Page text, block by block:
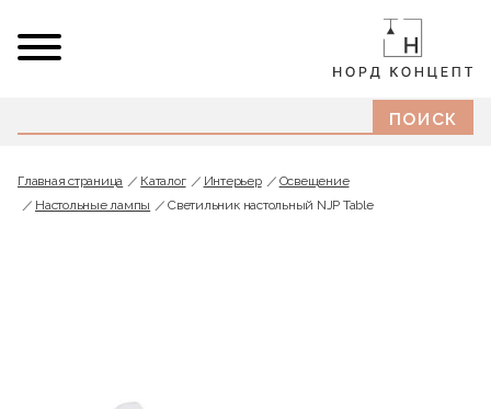
Главная страница Каталог Интерьер
Освещение
Настольные лампы
Светильник настольный NJP Table